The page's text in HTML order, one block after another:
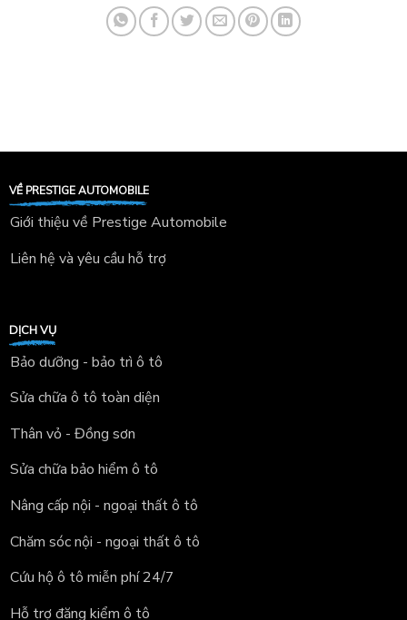
VỀ PRESTIGE AUTOMOBILE
Giới thiệu về Prestige Automobile
Liên hệ và yêu cầu hỗ trợ
DỊCH VỤ
Bảo dưỡng - bảo trì ô tô
Sửa chữa ô tô toàn diện
Thân vỏ - Đồng sơn
Sửa chữa bảo hiểm ô tô
Nâng cấp nội - ngoại thất ô tô
Chăm sóc nội - ngoại thất ô tô
Cứu hộ ô tô miễn phí 24/7
Hỗ trợ đăng kiểm ô tô